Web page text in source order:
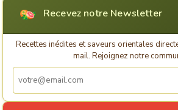
Recevez notre Newsletter
Recettes inédites et saveurs orientales
mail. Rejoignez notre